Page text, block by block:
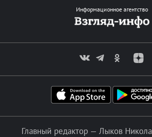
Информационное агентство
Главный редактор — Лыков